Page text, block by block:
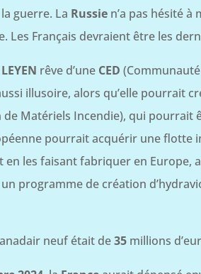
guerre. La Russie n’a pas hésité
Les Français devraient être les
rêve d’une CED
illusoire, alors qu’elle pourrait
Matériels Incendie), qui
pourrait acquérir une flotte
en les faisant fabriquer en Europe,
programme de création
neuf était de35 millions